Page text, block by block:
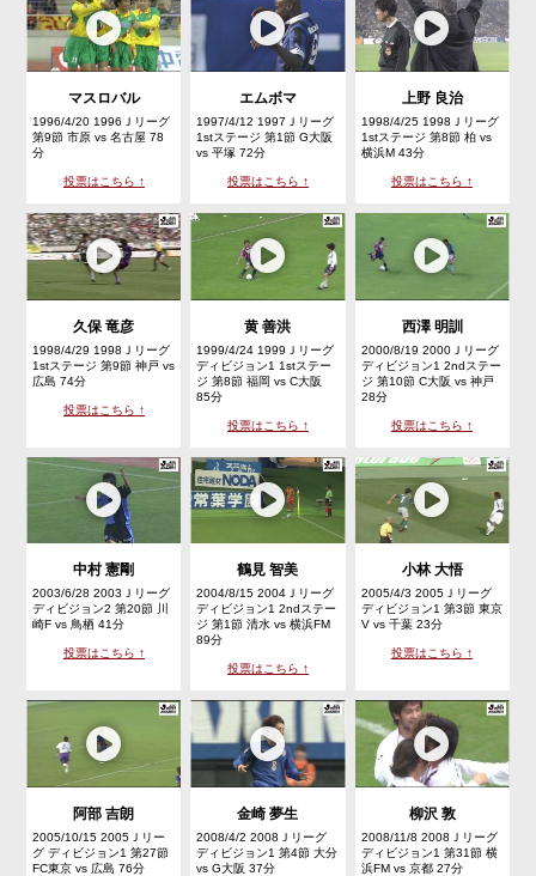
マスロバル
1996/4/20 1996Ｊリーグ
第9節 市原 vs 名古屋 78
分
投票はこちら ↑
エムボマ
1997/4/12 1997Ｊリーグ
1stステージ 第1節 G大阪
vs 平塚 72分
投票はこちら ↑
上野 良治
1998/4/25 1998Ｊリーグ
1stステージ 第8節 柏 vs
横浜M 43分
投票はこちら ↑
久保 竜彦
1998/4/29 1998Ｊリーグ
1stステージ 第9節 神戸 vs
広島 74分
投票はこちら ↑
黄 善洪
1999/4/24 1999Ｊリーグ
ディビジョン1 1stステー
ジ 第8節 福岡 vs C大阪
85分
投票はこちら ↑
西澤 明訓
2000/8/19 2000Ｊリーグ
ディビジョン1 2ndステー
ジ 第10節 C大阪 vs 神戸
28分
投票はこちら ↑
中村 憲剛
2003/6/28 2003Ｊリーグ
ディビジョン2 第20節 川
崎F vs 鳥栖 41分
投票はこちら ↑
鶴見 智美
2004/8/15 2004Ｊリーグ
ディビジョン1 2ndステー
ジ 第1節 清水 vs 横浜FM
89分
投票はこちら ↑
小林 大悟
2005/4/3 2005Ｊリーグ
ディビジョン1 第3節 東京
V vs 千葉 23分
投票はこちら ↑
阿部 吉朗
2005/10/15 2005Ｊリー
グ ディビジョン1 第27節
FC東京 vs 広島 76分
金崎 夢生
2008/4/2 2008Ｊリーグ
ディビジョン1 第4節 大分
vs G大阪 37分
柳沢 敦
2008/11/8 2008Ｊリーグ
ディビジョン1 第31節 横
浜FM vs 京都 27分